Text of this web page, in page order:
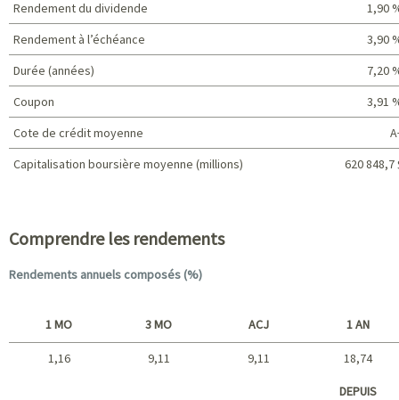
Rendement du dividende
1,90
Rendement à l’échéance
3,90
Durée (années)
7,20
Coupon
3,91
Cote de crédit moyenne
Capitalisation boursière moyenne (millions)
620 848,7
Comprendre les rendements
Rendements annuels composés (%)
1 MO 3 MO ACJ 1 AN
1,16 9,11 9,11 18,74
DEPUIS